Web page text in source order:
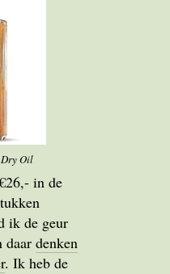
Dry Oil
in de
ik de geur
daar denken
. Ik heb de